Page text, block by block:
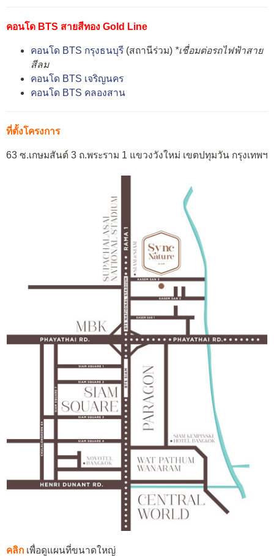
คอนโด BTS สายสีทอง Gold Line
คอนโด BTS กรุงธนบุรี (สถานีร่วม) *เชื่อมต่อรถไฟฟ้าสาย
สีลม
คอนโด BTS เจริญนคร
คอนโด BTS คลองสาน
ที่ตั้งโครงการ
63 ซ.เกษมสันต์ 3 ถ.พระราม 1 แขวงวังใหม่ เขตปทุมวัน กรุงเทพฯ
คลิก เพื่อดูแผนที่ขนาดใหญ่